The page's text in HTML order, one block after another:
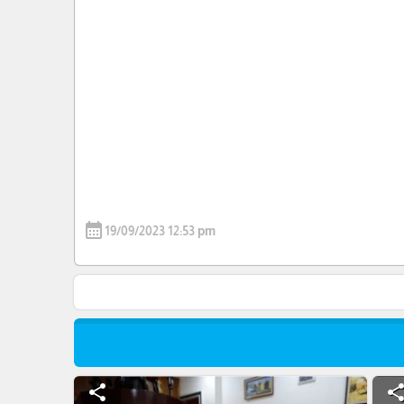
calendar_month 19/09/2023 12:53 pm
share
share